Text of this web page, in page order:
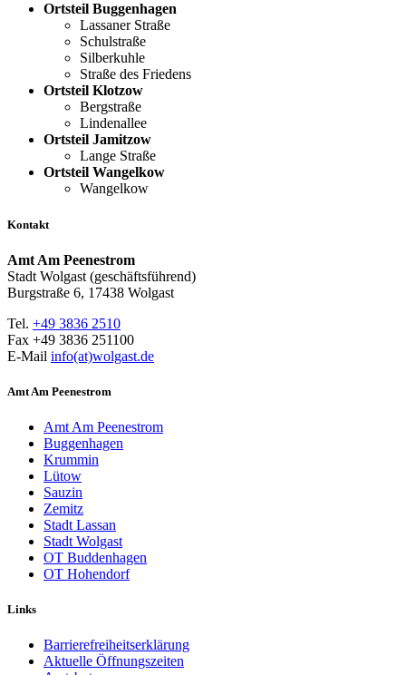
Ortsteil Buggenhagen
Lassaner Straße
Schulstraße
Silberkuhle
Straße des Friedens
Ortsteil Klotzow
Bergstraße
Lindenallee
Ortsteil Jamitzow
Lange Straße
Ortsteil Wangelkow
Wangelkow
Kontakt
Amt Am Peenestrom
Stadt Wolgast (geschäftsführend)
Burgstraße 6, 17438 Wolgast
Tel. +49 3836 2510
Fax +49 3836 251100
E-Mail info(at)wolgast.de
Amt Am Peenestrom
Amt Am Peenestrom
Buggenhagen
Krummin
Lütow
Sauzin
Zemitz
Stadt Lassan
Stadt Wolgast
OT Buddenhagen
OT Hohendorf
Links
Barrierefreiheitserklärung
Aktuelle Öffnungszeiten